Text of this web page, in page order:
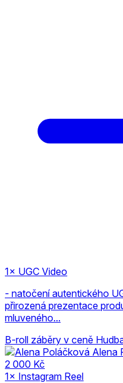
1× UGC Video
- natočení autentického
přirozená prezentace
mluveného...
B-roll záběry v ceně
Alena
2 000 Kč
1× Instagram Reel